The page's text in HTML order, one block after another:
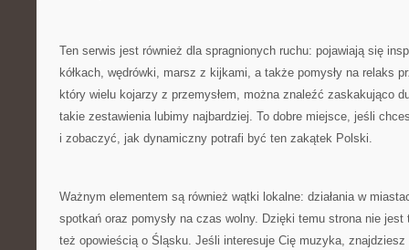
Ten serwis jest również dla spragnionych ruchu: pojawiają się
kółkach, wędrówki, marsz z kijkami, a także pomysły na relaks
który wielu kojarzy z przemysłem, można znaleźć zaskakująco
takie zestawienia lubimy najbardziej. To dobre miejsce, jeśli
i zobaczyć, jak dynamiczny potrafi być ten zakątek Polski.
Ważnym elementem są również wątki lokalne: działania w
spotkań oraz pomysły na czas wolny. Dzięki temu strona nie
też opowieścią o Śląsku. Jeśli interesuje Cię muzyka,